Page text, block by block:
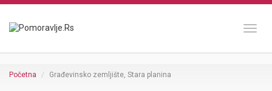
Početna Građevinsko zemljište, Stara planina